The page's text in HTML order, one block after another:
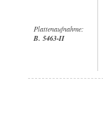
Plattenaufnahme:
B. 5463-II